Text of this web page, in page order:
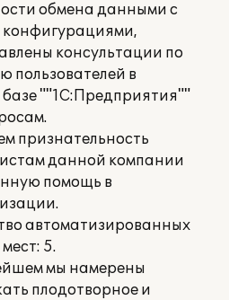
обмена данными с
конфигурациями,
консультации по
пользователей в
базе ""1С:Предприятия""
признательность
данной компании
помощь в
автоматизированных
5.
мы намерены
плодотворное и